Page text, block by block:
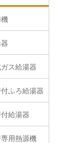
ス給湯器
ふろ給湯器
給湯器
用熱源機